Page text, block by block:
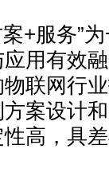
+服务”
用有效
联网行
案设计
高，具